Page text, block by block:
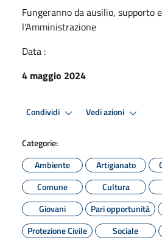
Fungeranno da ausilio, supporto
l'Amministrazione
Data :
4 maggio 2024
Condividi Vedi azioni
Categorie:
Ambiente
Artigianato
Comune
Cultura
Giovani
Pari opportunità
Protezione Civile
Sociale